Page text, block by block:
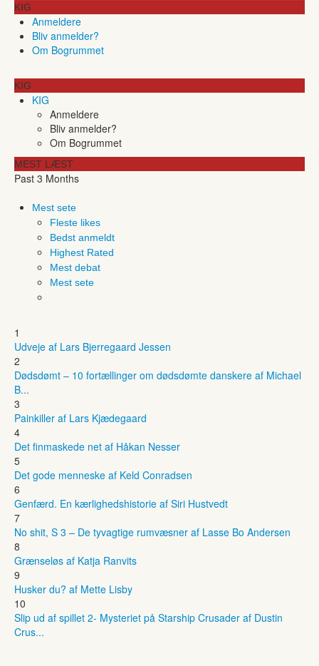
KIG
Anmeldere
Bliv anmelder?
Om Bogrummet
KIG
KIG
Anmeldere
Bliv anmelder?
Om Bogrummet
MEST LÆST
Past 3 Months
Mest sete
Fleste likes
Bedst anmeldt
Highest Rated
Mest debat
Mest sete
1
Udveje af Lars Bjerregaard Jessen
2
Dødsdømt – 10 fortællinger om dødsdømte danskere af Michael
B...
3
Painkiller af Lars Kjædegaard
4
Det finmaskede net af Håkan Nesser
5
Det gode menneske af Keld Conradsen
6
Genfærd. En kærlighedshistorie af Siri Hustvedt
7
No shit, S 3 – De tyvagtige rumvæsner af Lasse Bo Andersen
8
Grænseløs af Katja Ranvits
9
Husker du? af Mette Lisby
10
Slip ud af spillet 2- Mysteriet på Starship Crusader af Dustin
Crus...